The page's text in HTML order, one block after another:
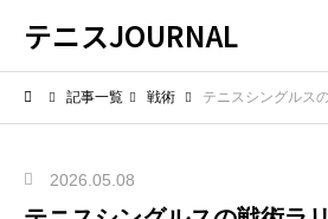
テニスJOURNAL
記事一覧 戦術 テニスシングルスの戦術
2026.05.08